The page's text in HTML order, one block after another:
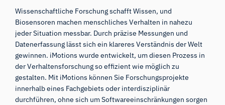
Wissenschaftliche Forschung schafft Wissen, und
Biosensoren machen menschliches Verhalten in nahezu
jeder Situation messbar. Durch präzise Messungen und
Datenerfassung lässt sich ein klareres Verständnis der Welt
gewinnen. iMotions wurde entwickelt, um diesen Prozess in
der Verhaltensforschung so effizient wie möglich zu
gestalten. Mit iMotions können Sie Forschungsprojekte
innerhalb eines Fachgebiets oder interdisziplinär
durchführen, ohne sich um Softwareeinschränkungen sorgen